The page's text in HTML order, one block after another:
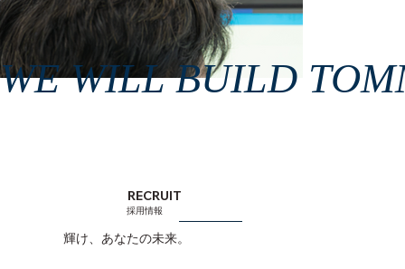
RECRUIT
​採用情報
輝け、あなたの未来。
WE WILL BUILD